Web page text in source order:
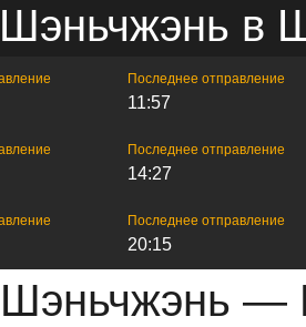
в
Последнее отправление
11:57
Последнее отправление
14:27
Последнее отправление
20:15
—